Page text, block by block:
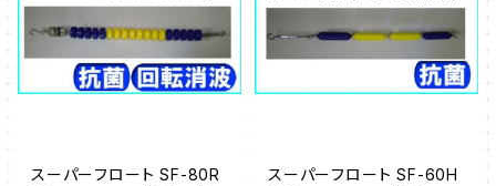
スーパーフロート SF-80R
スーパーフロート SF-60H